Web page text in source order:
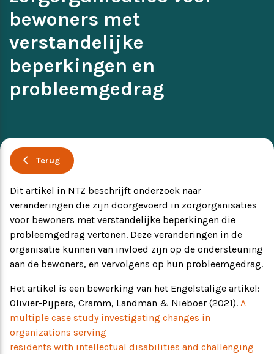
Ervaringsverhalen
Symposium
Producten
Toekomstvisie
Partners
bewoners met
verstandelijke
beperkingen en
probleemgedrag
Terug
Dit artikel in NTZ beschrijft onderzoek naar
veranderingen die zijn doorgevoerd in zorgorganisaties
voor bewoners met verstandelijke beperkingen die
probleemgedrag vertonen. Deze veranderingen in de
organisatie kunnen van invloed zijn op de ondersteuning
aan de bewoners, en vervolgens op hun probleemgedrag.
Het artikel is een bewerking van het Engelstalige artikel:
Olivier-Pijpers, Cramm, Landman & Nieboer (2021). A
multiple case study investigating changes in
organizations serving
residents with intellectual disabilities and challenging